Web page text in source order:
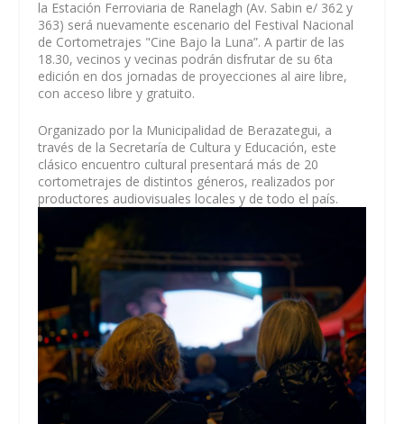
la Estación Ferroviaria de Ranelagh (Av. Sabin e/ 362 y
363) será nuevamente escenario del Festival Nacional
de Cortometrajes "Cine Bajo la Luna”. A partir de las
18.30, vecinos y vecinas podrán disfrutar de su 6ta
edición en dos jornadas de proyecciones al aire libre,
con acceso libre y gratuito.
Organizado por la Municipalidad de Berazategui, a
través de la Secretaría de Cultura y Educación, este
clásico encuentro cultural presentará más de 20
cortometrajes de distintos géneros, realizados por
productores audiovisuales locales y de todo el país.